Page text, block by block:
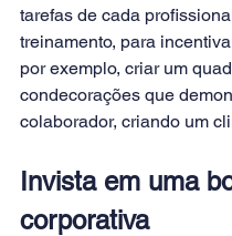
tarefas de cada
treinamento, para
por exemplo, criar um
condecorações que
colaborador, criando um
Invista em uma
corporativa